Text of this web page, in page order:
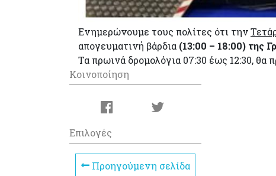
Ενημερώνουμε τους πολίτες ότι την
απογευματινή βάρδια (13:00 – 18:00) της
Τα πρωινά δρομολόγια 07:30 έως 12:30, θα
Κοινοποίηση
Επιλογές
Προηγούμενη σελίδα